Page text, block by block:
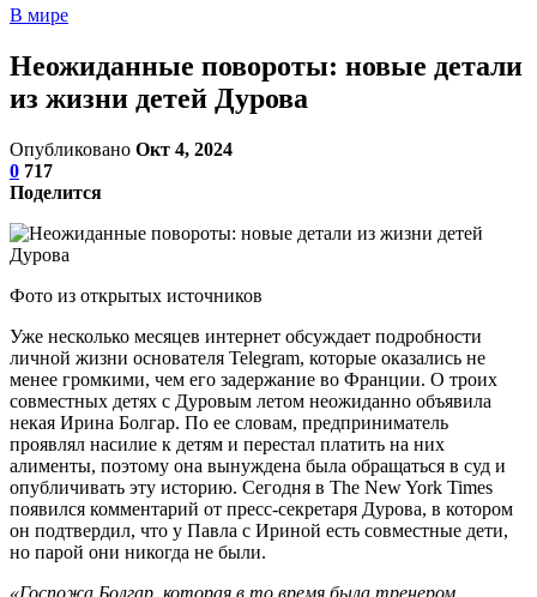
В мире
Неожиданные повороты: новые детали
из жизни детей Дурова
Опубликовано Окт 4, 2024
0 717
Поделится
Фото из открытых источников
Уже несколько месяцев интернет обсуждает подробности
личной жизни основателя Telegram, которые оказались не
менее громкими, чем его задержание во Франции. О троих
совместных детях с Дуровым летом неожиданно объявила
некая Ирина Болгар. По ее словам, предприниматель
проявлял насилие к детям и перестал платить на них
алименты, поэтому она вынуждена была обращаться в суд и
опубличивать эту историю. Сегодня в The New York Times
появился комментарий от пресс-секретаря Дурова, в котором
он подтвердил, что у Павла с Ириной есть совместные дети,
но парой они никогда не были.
«Госпожа Болгар, которая в то время была тренером